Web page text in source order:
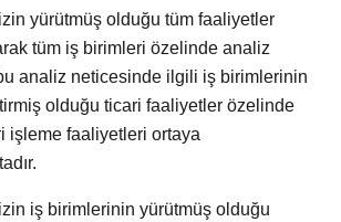
yürütmüş olduğu tüm faaliyetler
tüm iş birimleri özelinde analiz
analiz neticesinde ilgili iş birimlerinin
olduğu ticari faaliyetler özelinde
işleme faaliyetleri ortaya
iş birimlerinin yürütmüş olduğu